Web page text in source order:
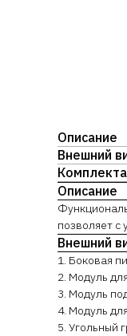
Описание
Внешний
Описание
позволяет с
Внешний
1. Боковая
2. Модуль
3. Модуль
4. Модуль
5. Угольный